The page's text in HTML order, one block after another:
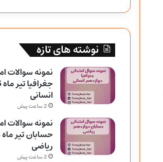
نوشته های تازه
نمونه سوالات
انسانی
2 ساعت پیش
نمونه سوالات
ریاضی
2 ساعت پیش